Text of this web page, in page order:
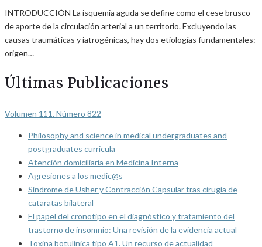
INTRODUCCIÓN La isquemia aguda se define como el cese brusco
de aporte de la circulación arterial a un territorio. Excluyendo las
causas traumáticas y iatrogénicas, hay dos etiologías fundamentales:
origen…
Últimas Publicaciones
Volumen 111. Número 822
Philosophy and science in medical undergraduates and
postgraduates curricula
Atención domiciliaria en Medicina Interna
Agresiones a los medic@s
Síndrome de Usher y Contracción Capsular tras cirugía de
cataratas bilateral
El papel del cronotipo en el diagnóstico y tratamiento del
trastorno de insomnio: Una revisión de la evidencia actual
Toxina botulínica tipo A1. Un recurso de actualidad